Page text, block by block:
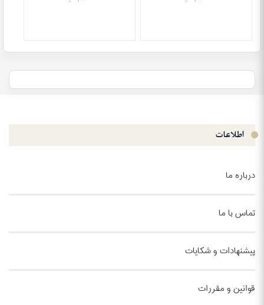
اطلاعات
درباره ما
تماس با ما
پیشنهادات و شکایات
قوانین و مقررات